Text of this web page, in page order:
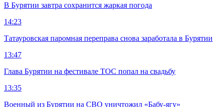
В Бурятии завтра сохранится жаркая погода
14:23
Татауровская паромная переправа снова заработала в Бурятии
13:47
Глава Бурятии на фестивале ТОС попал на свадьбу
13:35
Военный из Бурятии на СВО уничтожил «Бабу-ягу»